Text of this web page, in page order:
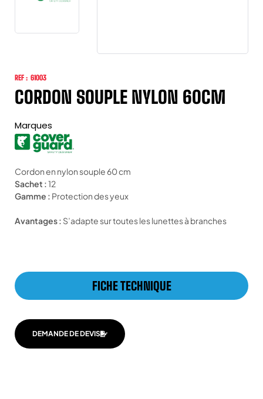
REF : 61003
CORDON SOUPLE NYLON 60CM
Marques
Cordon en nylon souple 60 cm
Sachet :12
Gamme : Protection des yeux
Avantages : S’adapte sur toutes les lunettes à branches
FICHE TECHNIQUE
DEMANDE DE DEVIS